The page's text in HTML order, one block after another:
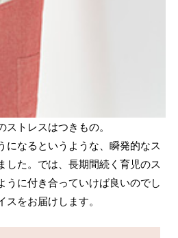
トレスはつきもの。
になるというような、瞬発的なス
した。では、長期間続く育児のス
うに付き合っていけば良いのでし
スをお届けします。